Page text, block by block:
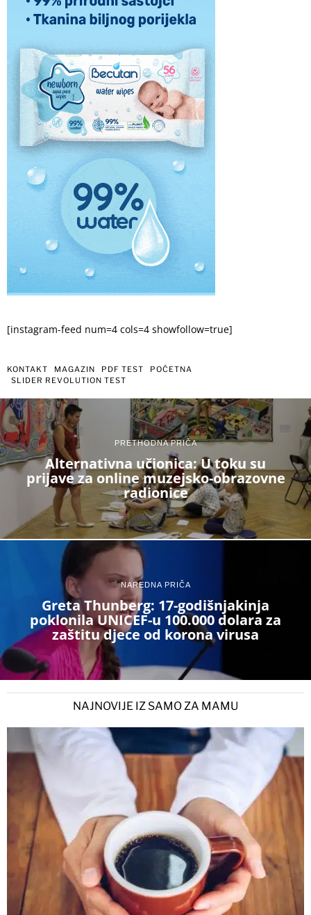
[instagram-feed num=4 cols=4 showfollow=true]
KONTAKT MAGAZIN PDF TEST
POČETNA
SLIDER REVOLUTION TEST
PRETHODNA PRIČA
Alternativna učionica: U toku su
prijave za online muzejsko-obrazovne
radionice
NAREDNA PRIČA
Greta Thunberg: 17-godišnjakinja
poklonila UNICEF-u 100.000 dolara za
zaštitu djece od korona virusa
NAJNOVIJE IZ SAMO ZA MAMU